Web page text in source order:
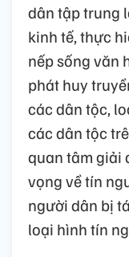
dân tập trung
kinh tế, thực
nếp sống văn
phát huy
các dân tộc,
các dân tộc
quan tâm giải
vọng về tín
người dân bị
loại hình tín